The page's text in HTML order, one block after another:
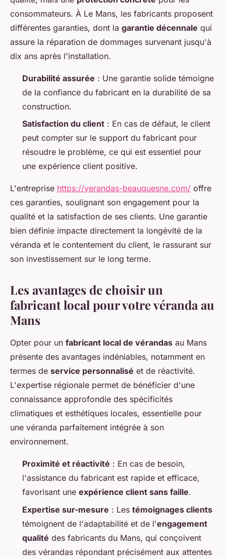
consommateurs. À Le Mans, les fabricants proposent
différentes garanties, dont la garantie décennale qui
assure la réparation de dommages survenant jusqu'à
dix ans après l'installation.
Durabilité assurée : Une garantie solide témoigne
de la confiance du fabricant en la durabilité de sa
construction.
Satisfaction du client : En cas de défaut, le client
peut compter sur le support du fabricant pour
résoudre le problème, ce qui est essentiel pour
une expérience client positive.
L'entreprise https://verandas-beauquesne.com/ offre
ces garanties, soulignant son engagement pour la
qualité et la satisfaction de ses clients. Une garantie
bien définie impacte directement la longévité de la
véranda et le contentement du client, le rassurant sur
son investissement sur le long terme.
Les avantages de choisir un
fabricant local pour votre véranda au
Mans
Opter pour un fabricant local de vérandas au Mans
présente des avantages indéniables, notamment en
termes de service personnalisé et de réactivité.
L'expertise régionale permet de bénéficier d'une
connaissance approfondie des spécificités
climatiques et esthétiques locales, essentielle pour
une véranda parfaitement intégrée à son
environnement.
Proximité et réactivité : En cas de besoin,
l'assistance du fabricant est rapide et efficace,
favorisant une expérience client sans faille.
Expertise sur-mesure : Les témoignages clients
témoignent de l'adaptabilité et de l'engagement
qualité des fabricants du Mans, qui conçoivent
des vérandas répondant précisément aux attentes